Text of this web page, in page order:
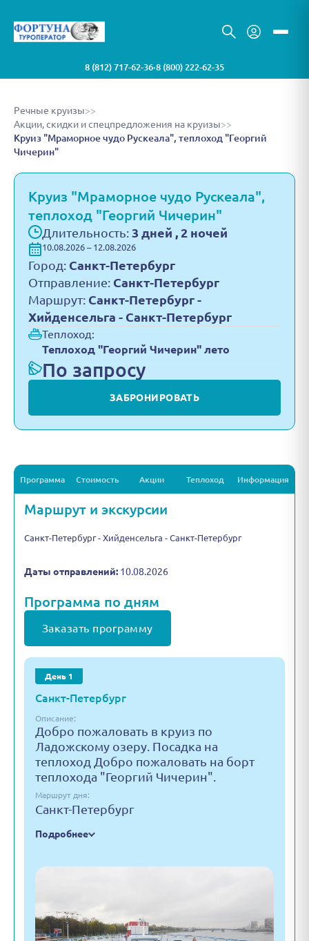
8 (812) 717-62-36•8 (800) 222-62-35
Речные круизы>>
Акции, скидки и спецпредложения на круизы>>
Круиз "Мраморное чудо Рускеала", теплоход "Георгий
Чичерин"
Круиз "Мраморное чудо Рускеала",
теплоход "Георгий Чичерин"
Длительность: 3 дней , 2 ночей
10.08.2026 – 12.08.2026
Город: Санкт-Петербург
Отправление: Санкт-Петербург
Маршрут: Санкт-Петербург -
Хийденсельга - Санкт-Петербург
Теплоход:
Теплоход "Георгий Чичерин" лето
По запросу
ЗАБРОНИРОВАТЬ
Программа Стоимость Акции Теплоход Информация
Маршрут и экскурсии
Санкт-Петербург - Хийденсельга - Санкт-Петербург
Даты отправлений: 10.08.2026
Программа по дням
Заказать программу
День 1
Санкт-Петербург
Описание:
Добро пожаловать в круиз по
Ладожскому озеру. Посадка на
теплоход Добро пожаловать на борт
теплохода "Георгий Чичерин".
Маршрут дня:
Санкт-Петербург
Подробнее